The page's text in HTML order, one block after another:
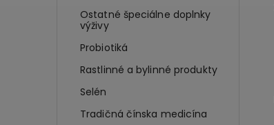
Ostatné špeciálne doplnky
výživy
Probiotiká
Rastlinné a bylinné produkty
Selén
Tradičná čínska medicína